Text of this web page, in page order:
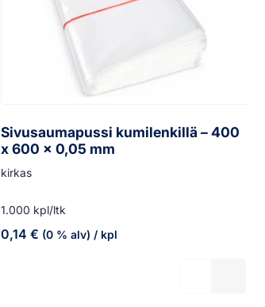
Sivusaumapussi kumilenkillä – 400
x 600 x 0,05 mm
kirkas
1.000 kpl/ltk
0,14 € (0 % alv) / kpl